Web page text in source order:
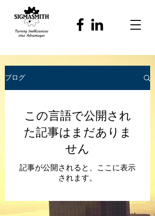
ブログ
この言語で公開され
た記事はまだありま
せん
記事が公開されると、ここに表示
されます。